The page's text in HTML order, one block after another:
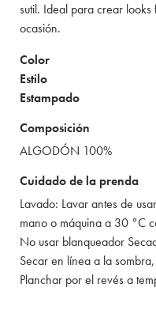
sutil. Ideal para crear
ocasión.
Color
Estilo
Estampado
Composición
ALGODÓN 100%
Cuidado de la prenda
Lavado: Lavar antes de
mano o máquina a 30 °C
No usar blanqueador
Secar en línea a la
Planchar por el revés a